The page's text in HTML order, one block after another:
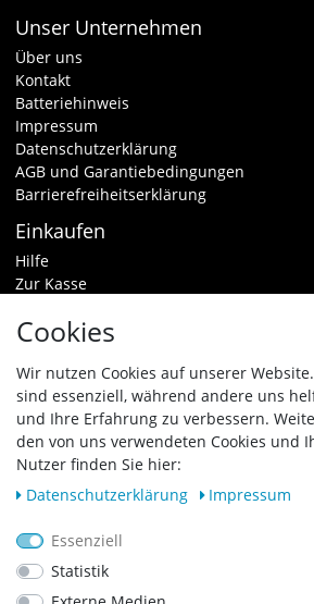
Unser Unternehmen
Über uns
Kontakt
Batteriehinweis
Impressum
Datenschutzerklärung
AGB und Garantiebedingungen
Barrierefreiheitserklärung
Einkaufen
Hilfe
Zur Kasse
Zahlungsarten & Versand
Vertrag widerrufen
Zahlungsarten
Cookies
Wir nutzen Cookies auf unserer
sind essenziell, während andere uns
und Ihre Erfahrung zu verbessern.
den von uns verwendeten Cookies und
Nutzer finden Sie hier:
Daten­schutz­erklärung
Impressum
Essenziell
Statistik